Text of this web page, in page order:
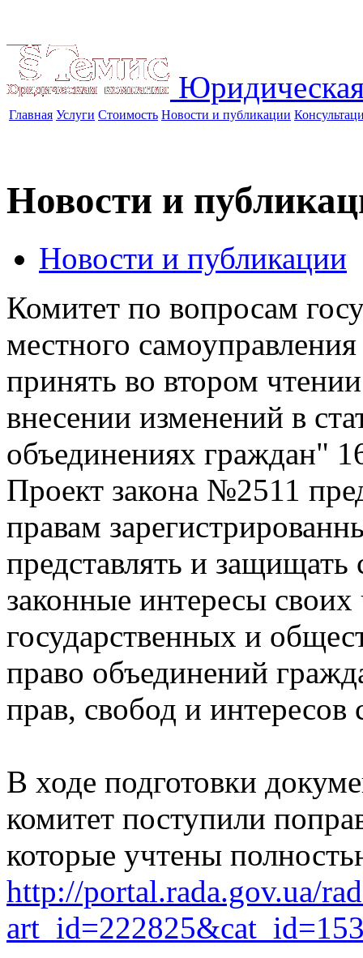
Главная Услуги Стоимость Новости и публикации
Новости и
Новости и публикации
Комитет по вопросам
местного
принять во втором
внесении изменений в
объединениях граждан"
Проект закона №2511
правам
представлять и
законные интересы
государственных и
право объединений
прав, свобод и интересов
В ходе подготовки
комитет поступили
которые учтены
http://portal.rada.gov.ua/